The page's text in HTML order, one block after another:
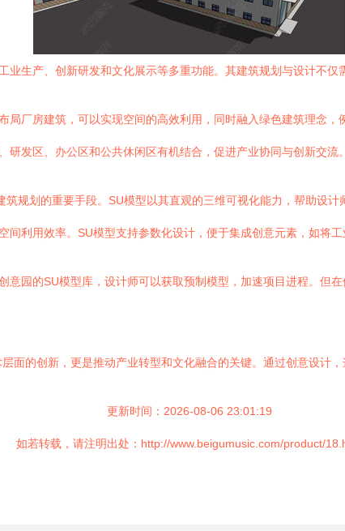
生产、创新研发和文化展示等多重功能。其建筑规划与设计不仅
局厂房建筑，可以实现空间的高效利用，同时融入绿色建筑理念
发区、办公区和公共休闲区有机结合，促进产业协同与创新交流。
规划的重要手段。SU模型以其直观的三维可视化能力，帮助设
利用效率。SU模型支持参数化设计，便于集成创意元素，如将
意园的SU模型库，设计师可以获取预制模型，加速项目进程。但
面的创新，更是推动产业转型和文化融合的关键。通过创意设计
更新时间：2026-08-06 23:01:19
如若转载，请注明出处：http://www.beigumusic.com/product/